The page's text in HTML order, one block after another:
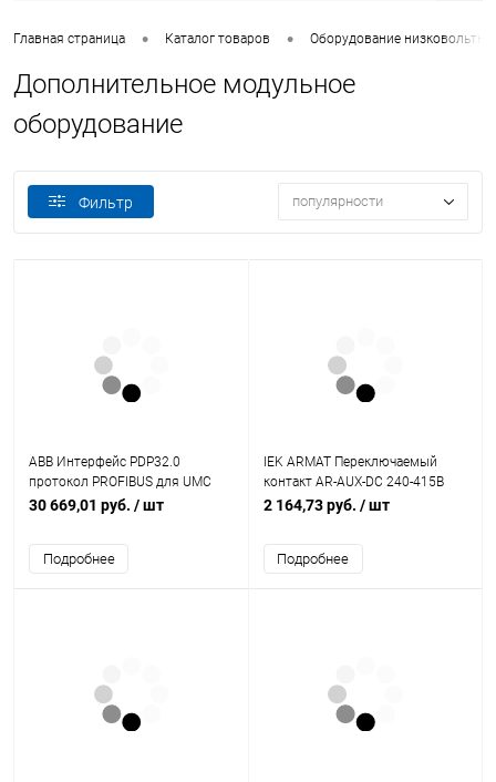
Главная страница • Каталог товаров • Оборудование
Дополнительное модульное
оборудование
Фильтр популярности
ABB Интерфейс PDP32.0
протокол PROFIBUS для UMC
(1SAJ242000R0001)
30 669,01 руб. / шт
Подробнее
IEK ARMAT Переключаемый
контакт AR-AUX-DC 240-415В
(AR-AUX-DC-240-415)
2 164,73 руб. / шт
Подробнее